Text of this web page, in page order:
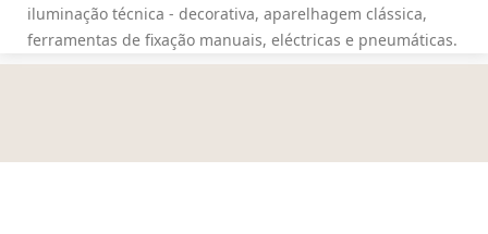
iluminação técnica - decorativa, aparelhagem clássica,
ferramentas de fixação manuais, eléctricas e pneumáticas.